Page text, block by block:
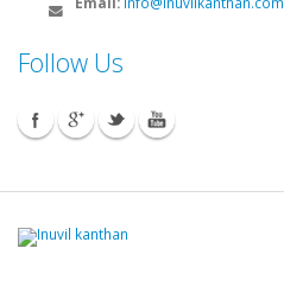
Follow Us